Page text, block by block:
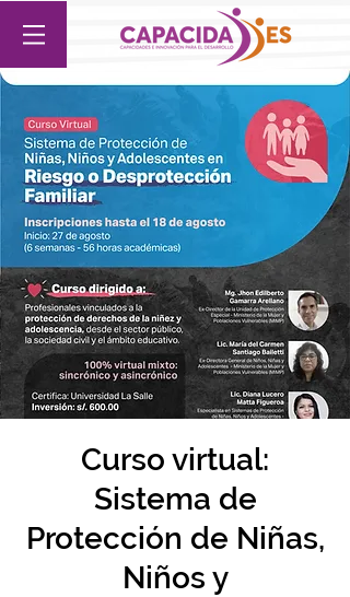
Curso virtual:
Sistema de
Protección de Niñas,
Niños y